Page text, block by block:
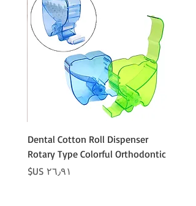
Dental Cotton Roll Dispenser
Rotary Type Colorful Orthodontic
السعر